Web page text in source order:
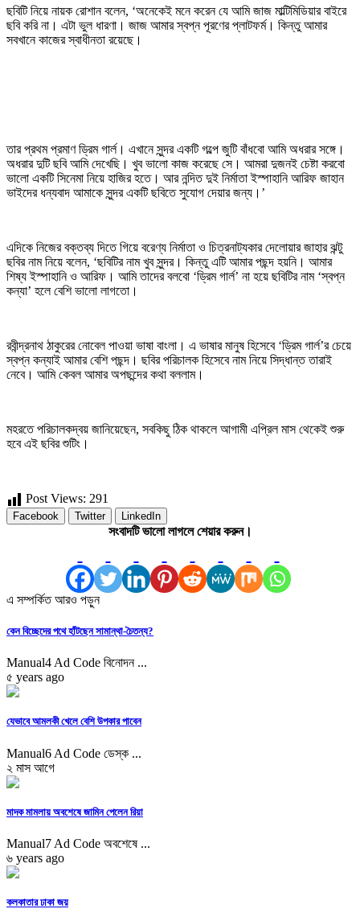
ছবিটি নিয়ে নায়ক রোশান বলেন, ‘অনেকেই মনে করেন যে আমি জাজ মাল্টিমিডিয়ার বাইরে
ছবি করি না। এটা ভুল ধারণা। জাজ আমার স্বপ্ন পূরণের প্লাটফর্ম। কিন্তু আমার
সবখানে কাজের স্বাধীনতা রয়েছে।
তার প্রথম প্রমাণ ড্রিম গার্ল। এখানে সুন্দর একটি গল্পে জুটি বাঁধবো আমি অধরার সঙ্গে।
অধরার দুটি ছবি আমি দেখেছি। খুব ভালো কাজ করেছে সে। আমরা দুজনই চেষ্টা করবো
ভালো একটি সিনেমা নিয়ে হাজির হতে। আর নন্দিত দুই নির্মাতা ইস্পাহানি আরিফ জাহান
ভাইদের ধন্যবাদ আমাকে সুন্দর একটি ছবিতে সুযোগ দেয়ার জন্য।’
এদিকে নিজের বক্তব্য দিতে গিয়ে বরেণ্য নির্মাতা ও চিত্রনাট্যকার দেলোয়ার জাহার ঝন্টু
ছবির নাম নিয়ে বলেন, ‘ছবিটির নাম খুব সুন্দর। কিন্তু এটি আমার পছন্দ হয়নি। আমার
শিষ্য ইস্পাহানি ও আরিফ। আমি তাদের বলবো ‘ড্রিম গার্ল’ না হয়ে ছবিটির নাম ‘স্বপ্ন
কন্যা’ হলে বেশি ভালো লাগতো।
রবীন্দ্রনাথ ঠাকুরের নোবেল পাওয়া ভাষা বাংলা। এ ভাষার মানুষ হিসেবে ‘ড্রিম গার্ল’র চেয়ে
স্বপ্ন কন্যাই আমার বেশি পছন্দ। ছবির পরিচালক হিসেবে নাম নিয়ে সিদ্ধান্ত তারাই
নেবে। আমি কেবল আমার অপছন্দের কথা বললাম।
মহরতে পরিচালকদ্বয় জানিয়েছেন, সবকিছু ঠিক থাকলে আগামী এপ্রিল মাস থেকেই শুরু
হবে এই ছবির শুটিং।
Post Views: 291
Facebook Twitter LinkedIn
সংবাদটি ভালো লাগলে শেয়ার করুন।
এ সম্পর্কিত আরও পড়ুন
কেন বিচ্ছেদের পথে হাঁটছেন সামান্থা-চৈতন্য?
Manual4 Ad Code বিনোদন ...
৫ years ago
যেভাবে আমলকী খেলে বেশি উপকার পাবেন
Manual6 Ad Code ডেস্ক ...
২ মাস আগে
মাদক মামলায় অবশেষে জামিন পেলেন রিয়া
Manual7 Ad Code অবশেষে ...
৬ years ago
কলকাতার ঢাকা জয়